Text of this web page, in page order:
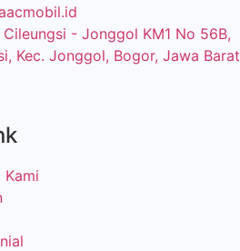
Cileungsi - Jonggol KM1 No 56B,
Kec. Jonggol, Bogor, Jawa Barat
Kami